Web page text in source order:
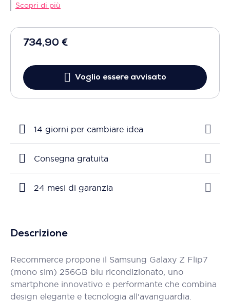
734,90 €
Voglio essere avvisato
Scopri di più
14 giorni per cambiare idea
Consegna gratuita
24 mesi di garanzia
Descrizione
Recommerce propone il Samsung Galaxy Z Flip7
(mono sim) 256GB blu ricondizionato, uno
smartphone innovativo e performante che combina
design elegante e tecnologia all'avanguardia.